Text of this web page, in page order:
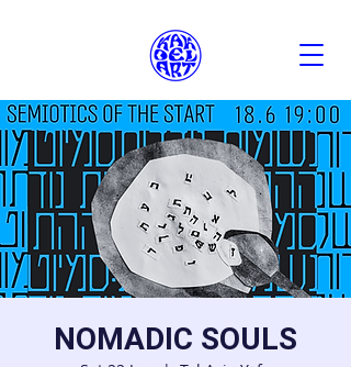
NOMADIC SOULS